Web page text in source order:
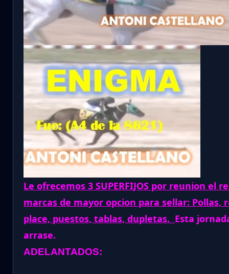
Le ofrecemos 3 SUPERFIJOS por reunion el
marcas de mayor opcion para sellar: Pollas,
place, puestos, tablas, dupletas. Esta
arrase.
ADELANTADOS: